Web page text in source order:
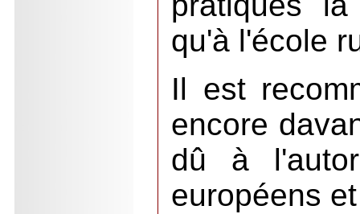
qu'à l'école
Il est
encore
dû à
européens